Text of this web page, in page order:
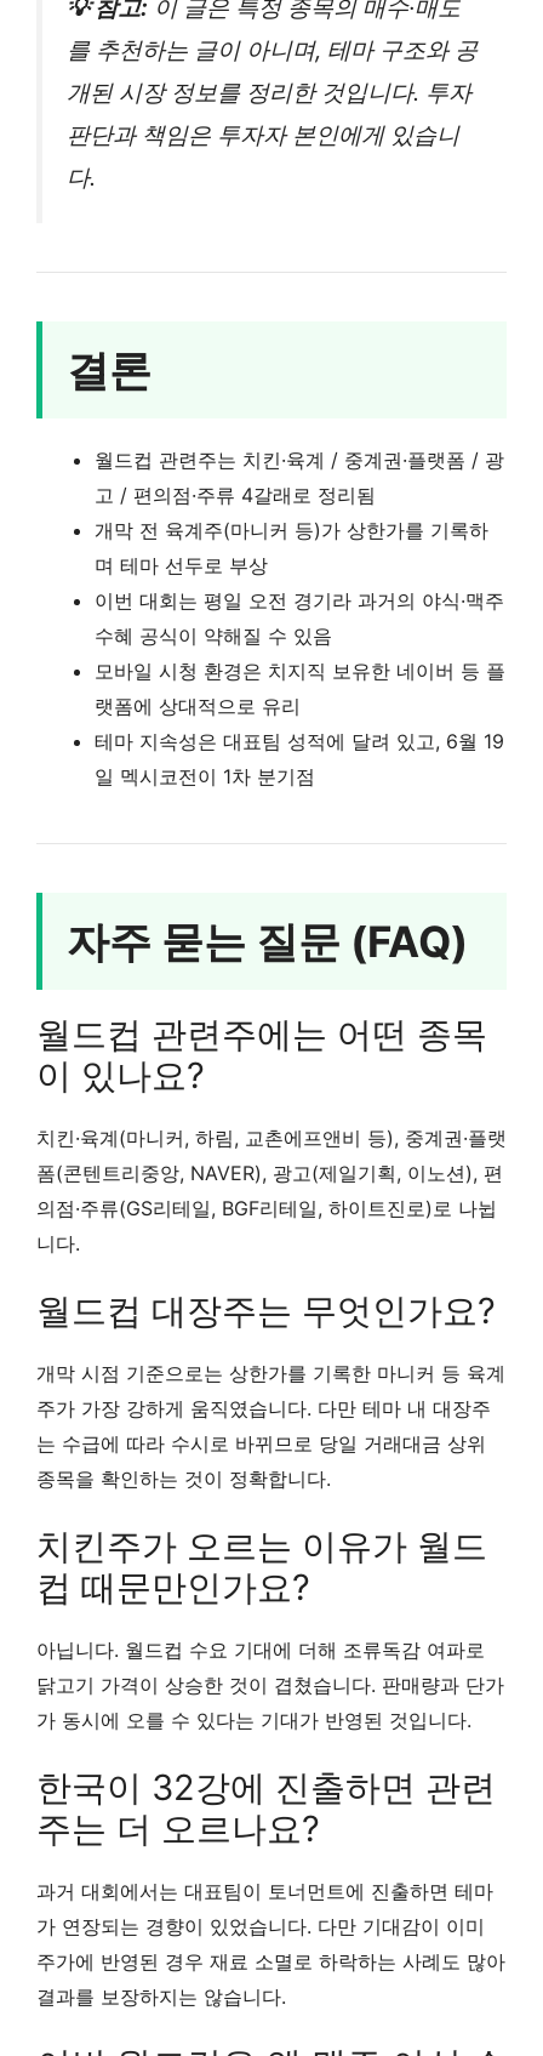
💡 참고: 이 글은 특정 종목의 매수·매도
를 추천하는 글이 아니며, 테마 구조와 공
개된 시장 정보를 정리한 것입니다. 투자
판단과 책임은 투자자 본인에게 있습니
다.
결론
월드컵 관련주는 치킨·육계 / 중계권·플랫폼 / 광
고 / 편의점·주류 4갈래로 정리됨
개막 전 육계주(마니커 등)가 상한가를 기록하
며 테마 선두로 부상
이번 대회는 평일 오전 경기라 과거의 야식·맥주
수혜 공식이 약해질 수 있음
모바일 시청 환경은 치지직 보유한 네이버 등 플
랫폼에 상대적으로 유리
테마 지속성은 대표팀 성적에 달려 있고, 6월 19
일 멕시코전이 1차 분기점
자주 묻는 질문 (FAQ)
월드컵 관련주에는 어떤 종목
이 있나요?
치킨·육계(마니커, 하림, 교촌에프앤비 등), 중계권·플랫
폼(콘텐트리중앙, NAVER), 광고(제일기획, 이노션), 편
의점·주류(GS리테일, BGF리테일, 하이트진로)로 나뉩
니다.
월드컵 대장주는 무엇인가요?
개막 시점 기준으로는 상한가를 기록한 마니커 등 육계
주가 가장 강하게 움직였습니다. 다만 테마 내 대장주
는 수급에 따라 수시로 바뀌므로 당일 거래대금 상위
종목을 확인하는 것이 정확합니다.
치킨주가 오르는 이유가 월드
컵 때문만인가요?
아닙니다. 월드컵 수요 기대에 더해 조류독감 여파로
닭고기 가격이 상승한 것이 겹쳤습니다. 판매량과 단가
가 동시에 오를 수 있다는 기대가 반영된 것입니다.
한국이 32강에 진출하면 관련
주는 더 오르나요?
과거 대회에서는 대표팀이 토너먼트에 진출하면 테마
가 연장되는 경향이 있었습니다. 다만 기대감이 이미
주가에 반영된 경우 재료 소멸로 하락하는 사례도 많아
결과를 보장하지는 않습니다.